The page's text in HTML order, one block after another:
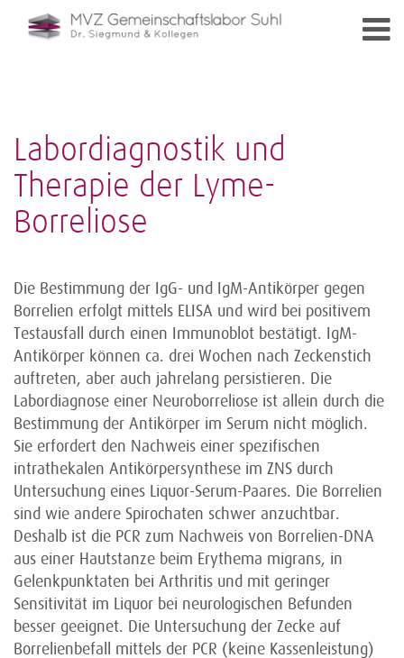
Labordiagnostik und
Therapie der Lyme-
Borreliose
Die Bestimmung der IgG- und IgM-Antikörper gegen
Borrelien erfolgt mittels ELISA und wird bei positivem
Testausfall durch einen Immunoblot bestätigt. IgM-
Antikörper können ca. drei Wochen nach Zeckenstich
auftreten, aber auch jahrelang persistieren. Die
Labordiagnose einer Neuroborreliose ist allein durch die
Bestimmung der Antikörper im Serum nicht möglich.
Sie erfordert den Nachweis einer spezifischen
intrathekalen Antikörpersynthese im ZNS durch
Untersuchung eines Liquor-Serum-Paares. Die Borrelien
sind wie andere Spirochaten schwer anzuchtbar.
Deshalb ist die PCR zum Nachweis von Borrelien-DNA
aus einer Hautstanze beim Erythema migrans, in
Gelenkpunktaten bei Arthritis und mit geringer
Sensitivität im Liquor bei neurologischen Befunden
besser geeignet. Die Untersuchung der Zecke auf
Borrelienbefall mittels der PCR (keine Kassenleistung)